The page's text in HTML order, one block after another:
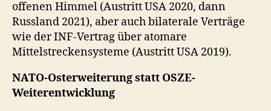
offenen Himmel (Austritt USA 2020, dann
Russland 2021), aber auch bilaterale Verträge
wie der INF-Vertrag über atomare
Mittelstreckensysteme (Austritt USA 2019).
NATO-Osterweiterung statt OSZE-
Weiterentwicklung